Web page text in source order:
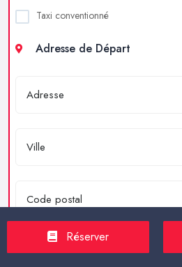
Taxi conventionné
Adresse de Départ
Adresse d'Arrivée
Réserver